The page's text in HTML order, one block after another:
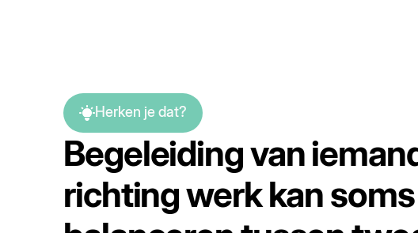
Herken je dat?
Begeleiding van
richting werk kan